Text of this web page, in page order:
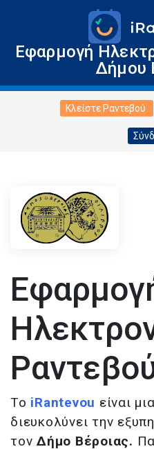
Εφαρμογή
Δήμου
Κλείστε Ραντεβού
Το iRantevou είναι
διευκολύνει την
τον Δήμο Βέροιας.